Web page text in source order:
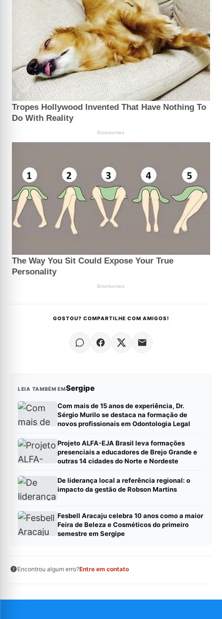
GOSTOU? COMPARTILHE COM AMIGOS!
LEIA TAMBÉM EMSergipe
Com mais de 15 anos de experiência, Dr.
Sérgio Murilo se destaca na formação de
novos profissionais em Odontologia Legal
Projeto ALFA-EJA Brasil leva formações
presenciais a educadores de Brejo Grande e
outras 14 cidades do Norte e Nordeste
De liderança local a referência regional: o
impacto da gestão de Robson Martins
Fesbell Aracaju celebra 10 anos como a maior
Feira de Beleza e Cosméticos do primeiro
semestre em Sergipe
Encontrou algum erro?Entre em contato